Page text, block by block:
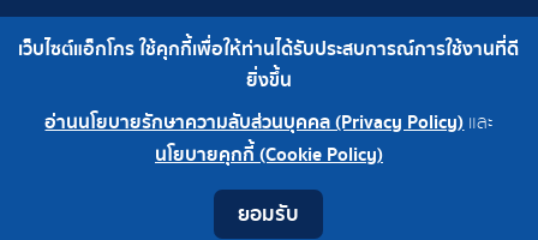
สงวนลิขสิทธิ์ © 2562 บริษัท แอ็กโกร (ประเทศไทย) จำกัด
เบอร์โทร : 0-2308-2102 | โทรสาร : 0-2308-2487
เว็บไซต์แอ็กโกร ใช้คุกกี้เพื่อให้ท่านได้รับประสบการณ์การใช้งานที่ดี
ยิ่งขึ้น
อ่านนโยบายรักษาความลับส่วนบุคคล (Privacy Policy) และ
นโยบายคุกกี้ (Cookie Policy)
ยอมรับ
0-2308-2102
โรงงาน 0-2324-0515-6
ContactYoutube
LINE